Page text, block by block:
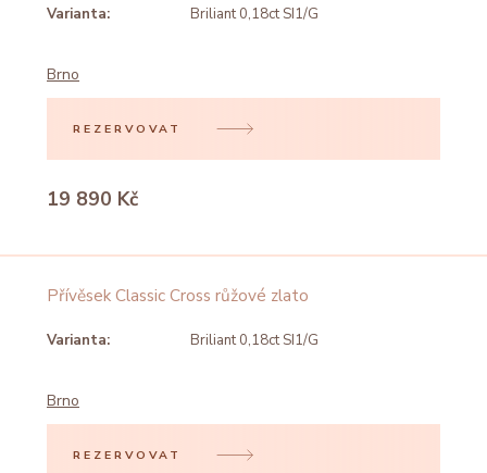
Varianta: Briliant 0,18ct SI1/G
Brno
REZERVOVAT
19 890 Kč
Přívěsek Classic Cross růžové zlato
Varianta: Briliant 0,18ct SI1/G
Brno
REZERVOVAT